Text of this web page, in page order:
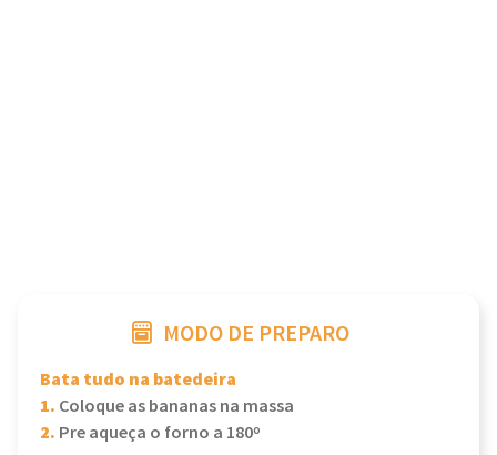
MODO DE PREPARO
Bata tudo na batedeira
1. Coloque as bananas na massa
2. Pre aqueça o forno a 180º